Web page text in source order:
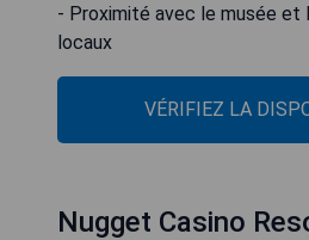
- Proximité avec le musée et
locaux
VÉRIFIEZ LA
Nugget Casino